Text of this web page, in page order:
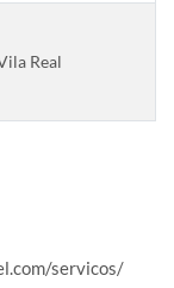
Real
servicos/